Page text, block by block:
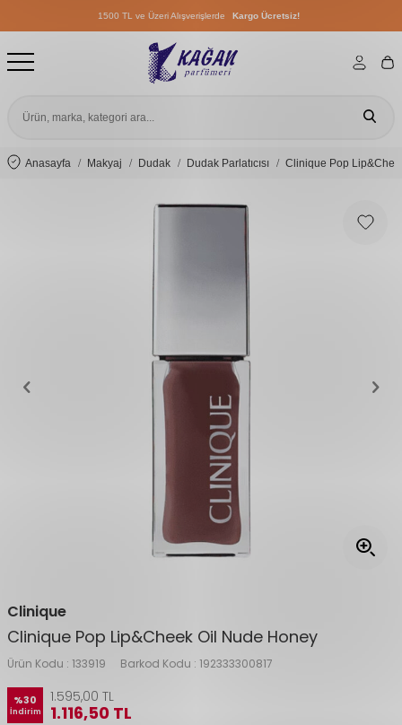
1500 TL ve Üzeri Alışverişlerde Kargo Ücretsiz!
1500 TL ve Üzeri Alışverişlerde
1500 TL ve Üzeri Alışverişlerde
Anasayfa Makyaj Dudak Dudak Parlatıcısı Clinique Pop
Clinique
Clinique Pop Lip&Cheek Oil Nude Honey
Ürün Kodu : 133919 Barkod Kodu : 192333300817
%30
İndirim
1.595,00 TL
1.116,50 TL